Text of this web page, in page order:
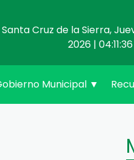
Santa Cruz de la Sierra,
2026 |
Municipal ▼